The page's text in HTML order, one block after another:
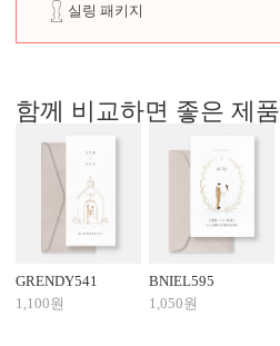
실링 패키지
함께 비교하면 좋은 제품
GRENDY541
1,100원
BNIEL595
1,050원